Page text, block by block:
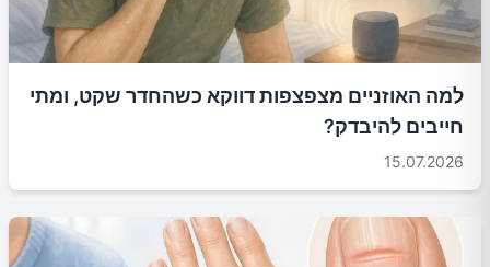
למה האוזניים מצפצפות דווקא כשהחדר שקט, ומתי
חייבים להיבדק?
15.07.2026